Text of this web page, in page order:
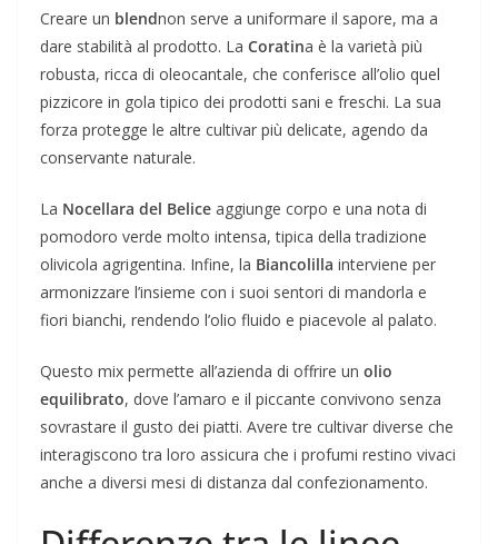
Creare un blendnon serve a uniformare il sapore, ma a
dare stabilità al prodotto. La Coratina è la varietà più
robusta, ricca di oleocantale, che conferisce all’olio quel
pizzicore in gola tipico dei prodotti sani e freschi. La sua
forza protegge le altre cultivar più delicate, agendo da
conservante naturale.
La Nocellara del Belice aggiunge corpo e una nota di
pomodoro verde molto intensa, tipica della tradizione
olivicola agrigentina. Infine, la Biancolilla interviene per
armonizzare l’insieme con i suoi sentori di mandorla e
fiori bianchi, rendendo l’olio fluido e piacevole al palato.
Questo mix permette all’azienda di offrire un olio
equilibrato, dove l’amaro e il piccante convivono senza
sovrastare il gusto dei piatti. Avere tre cultivar diverse che
interagiscono tra loro assicura che i profumi restino vivaci
anche a diversi mesi di distanza dal confezionamento.